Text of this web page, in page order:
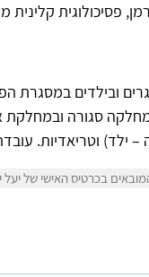
פסיכולוגית קלינית
ובילדים במסגרת
סגורה ובמחלקת
– ילד) וטריאדיות.
בכרטיס האישי של יעל